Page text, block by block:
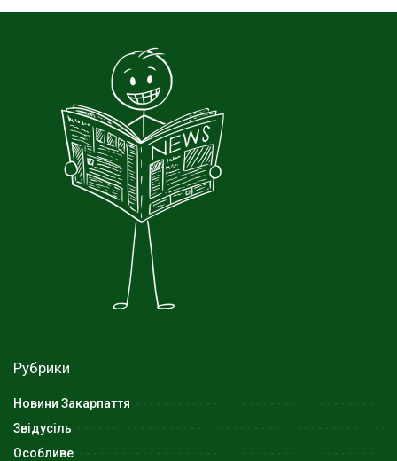
Рубрики
Новини Закарпаття
Звідусіль
Особливе